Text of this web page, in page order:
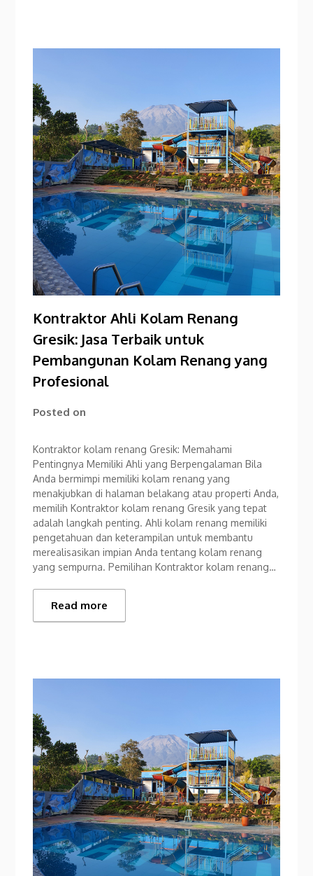
Kontraktor Ahli Kolam Renang
Gresik: Jasa Terbaik untuk
Pembangunan Kolam Renang yang
Profesional
Posted on
Kontraktor kolam renang Gresik: Memahami
Pentingnya Memiliki Ahli yang Berpengalaman Bila
Anda bermimpi memiliki kolam renang yang
menakjubkan di halaman belakang atau properti Anda,
memilih Kontraktor kolam renang Gresik yang tepat
adalah langkah penting. Ahli kolam renang memiliki
pengetahuan dan keterampilan untuk membantu
merealisasikan impian Anda tentang kolam renang
yang sempurna. Pemilihan Kontraktor kolam renang…
Read more